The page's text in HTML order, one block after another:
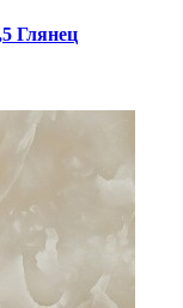
Глянeц